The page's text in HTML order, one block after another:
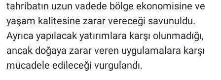
tahribatın uzun vadede bölge ekonomisine ve
yaşam kalitesine zarar vereceği savunuldu.
Ayrıca yapılacak yatırımlara karşı olunmadığı,
ancak doğaya zarar veren uygulamalara karşı
mücadele edileceği vurgulandı.